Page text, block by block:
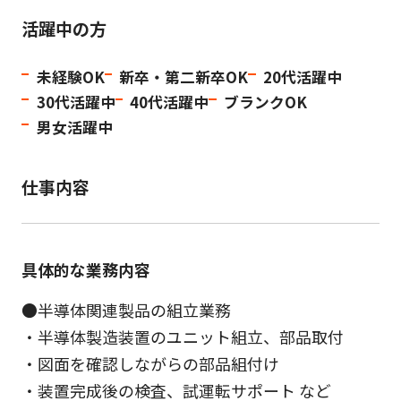
活躍中の方
未経験OK 新卒・第二新卒OK
20代活躍中
30代活躍中
40代活躍中
ブランクOK
男女活躍中
仕事内容
具体的な業務内容
●半導体関連製品の組立業務
・半導体製造装置のユニット組立、部品取付
・図面を確認しながらの部品組付け
・装置完成後の検査、試運転サポート など